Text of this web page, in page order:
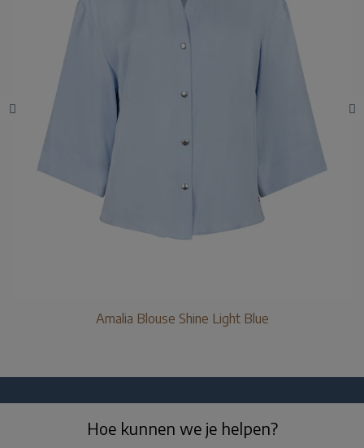
Amalia Blouse Shine Light Blue
Hoe kunnen we je helpen?